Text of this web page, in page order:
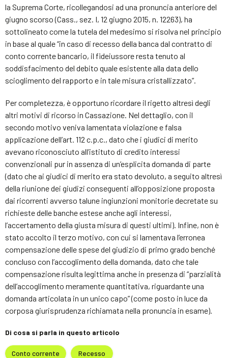
la Suprema Corte, ricollegandosi ad una pronuncia anteriore del
giugno scorso (Cass., sez. I, 12 giugno 2015, n. 12263), ha
sottolineato come la tutela del medesimo si risolva nel principio
in base al quale “in caso di recesso della banca dal contratto di
conto corrente bancario, il fideiussore resta tenuto al
soddisfacimento del debito quale esistente alla data dello
scioglimento del rapporto e in tale misura cristallizzato”.
Per completezza, è opportuno ricordare il rigetto altresì degli
altri motivi di ricorso in Cassazione. Nel dettaglio, con il
secondo motivo veniva lamentata violazione e falsa
applicazione dell’art. 112 c.p.c., dato che i giudici di merito
avevano riconosciuto all’istituto di credito interessi
convenzionali pur in assenza di un’esplicita domanda di parte
(dato che ai giudici di merito era stato devoluto, a seguito altresì
della riunione dei giudizi conseguenti all’opposizione proposta
dai ricorrenti avverso talune ingiunzioni monitorie decretate su
richieste delle banche estese anche agli interessi,
l’accertamento della giusta misura di questi ultimi). Infine, non è
stato accolto il terzo motivo, con cui si lamentava l’erronea
compensazione delle spese del giudizio di primo grado benché
concluso con l’accoglimento della domanda, dato che tale
compensazione risulta legittima anche in presenza di “parzialità
dell’accoglimento meramente quantitativa, riguardante una
domanda articolata in un unico capo” (come posto in luce da
corposa giurisprudenza richiamata nella pronuncia in esame).
Di cosa si parla in questo articolo
Conto corrente Recesso